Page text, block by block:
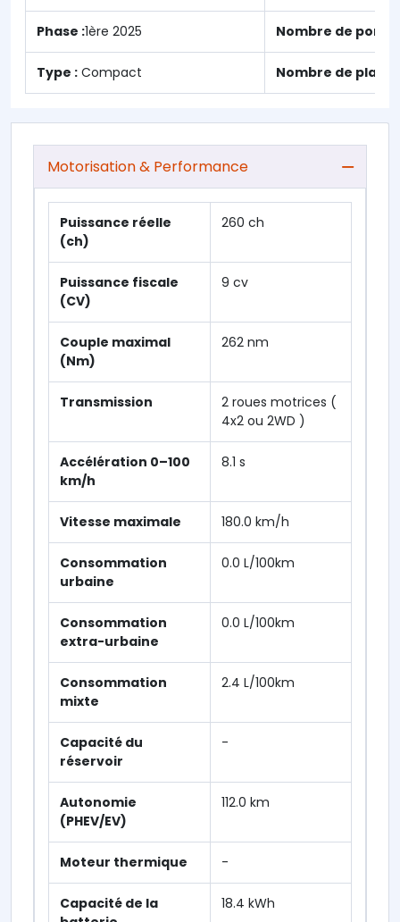
Phase :1ère 2025 Nombre de
Type : Compact Nombre de
Motorisation & Performance
Puissance réelle
(ch)
260 ch
Puissance fiscale
(CV)
9 cv
Couple maximal
(Nm)
262 nm
Transmission
2 roues motrices (
4x2 ou 2WD )
Accélération 0–100
km/h
8.1 s
Vitesse maximale 180.0 km/h
Consommation
urbaine
0.0 L/100km
Consommation
extra-urbaine
0.0 L/100km
Consommation
mixte
2.4 L/100km
Capacité du
réservoir
-
Autonomie
(PHEV/EV)
112.0 km
Moteur thermique -
Capacité de la
18.4 kWh